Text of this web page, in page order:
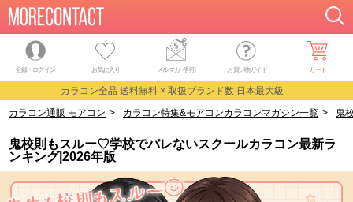
登録・ログイン お気に入り メルマガ・割引 お買い物ガイド カート
カラコン全品 送料無料 × 取扱ブランド数 日本最大級
カラコン通販 モアコン > カラコン特集&モアコンカラコンマガジン一覧 > 鬼
鬼校則もスルー♡学校でバレないスクールカラコン最新ラ
ンキング|2026年版